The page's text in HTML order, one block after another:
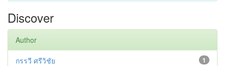
Discover
Author
1
กรรวี ศรีวิชัย